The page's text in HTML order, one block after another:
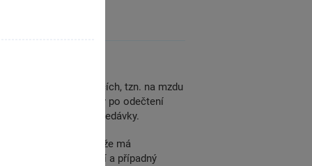
vícečetných exekucích, tzn. na mzdu
Nově se z čisté mzdy po odečtení
pro nepřednostní pohledávky.
exekucí. V případě, že má
nejdříve přednostní a případný